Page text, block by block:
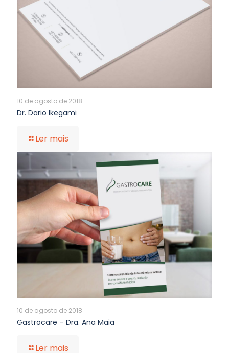
10 de agosto de 2018
Dr. Dario Ikegami
Ler mais
10 de agosto de 2018
Gastrocare – Dra. Ana Maia
Ler mais